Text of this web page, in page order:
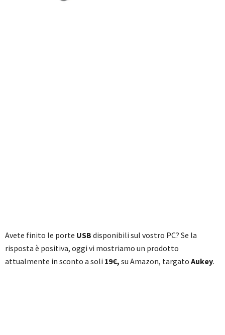
Avete finito le porte USB disponibili sul vostro PC? Se la
risposta è positiva, oggi vi mostriamo un prodotto
attualmente in sconto a soli 19€, su Amazon, targato Aukey.